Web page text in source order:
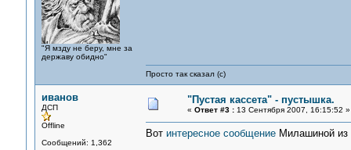
"Я мзду не беру, мне за
державу обидно"
Просто так сказал (с)
иванов
ДСП
Offline
Сообщений: 1,362
"Пустая кассета" - пустышка.
« Ответ #3 :13 Сентября 2007, 16:15:52 »
Вот интересное сообщениеМилашиной из